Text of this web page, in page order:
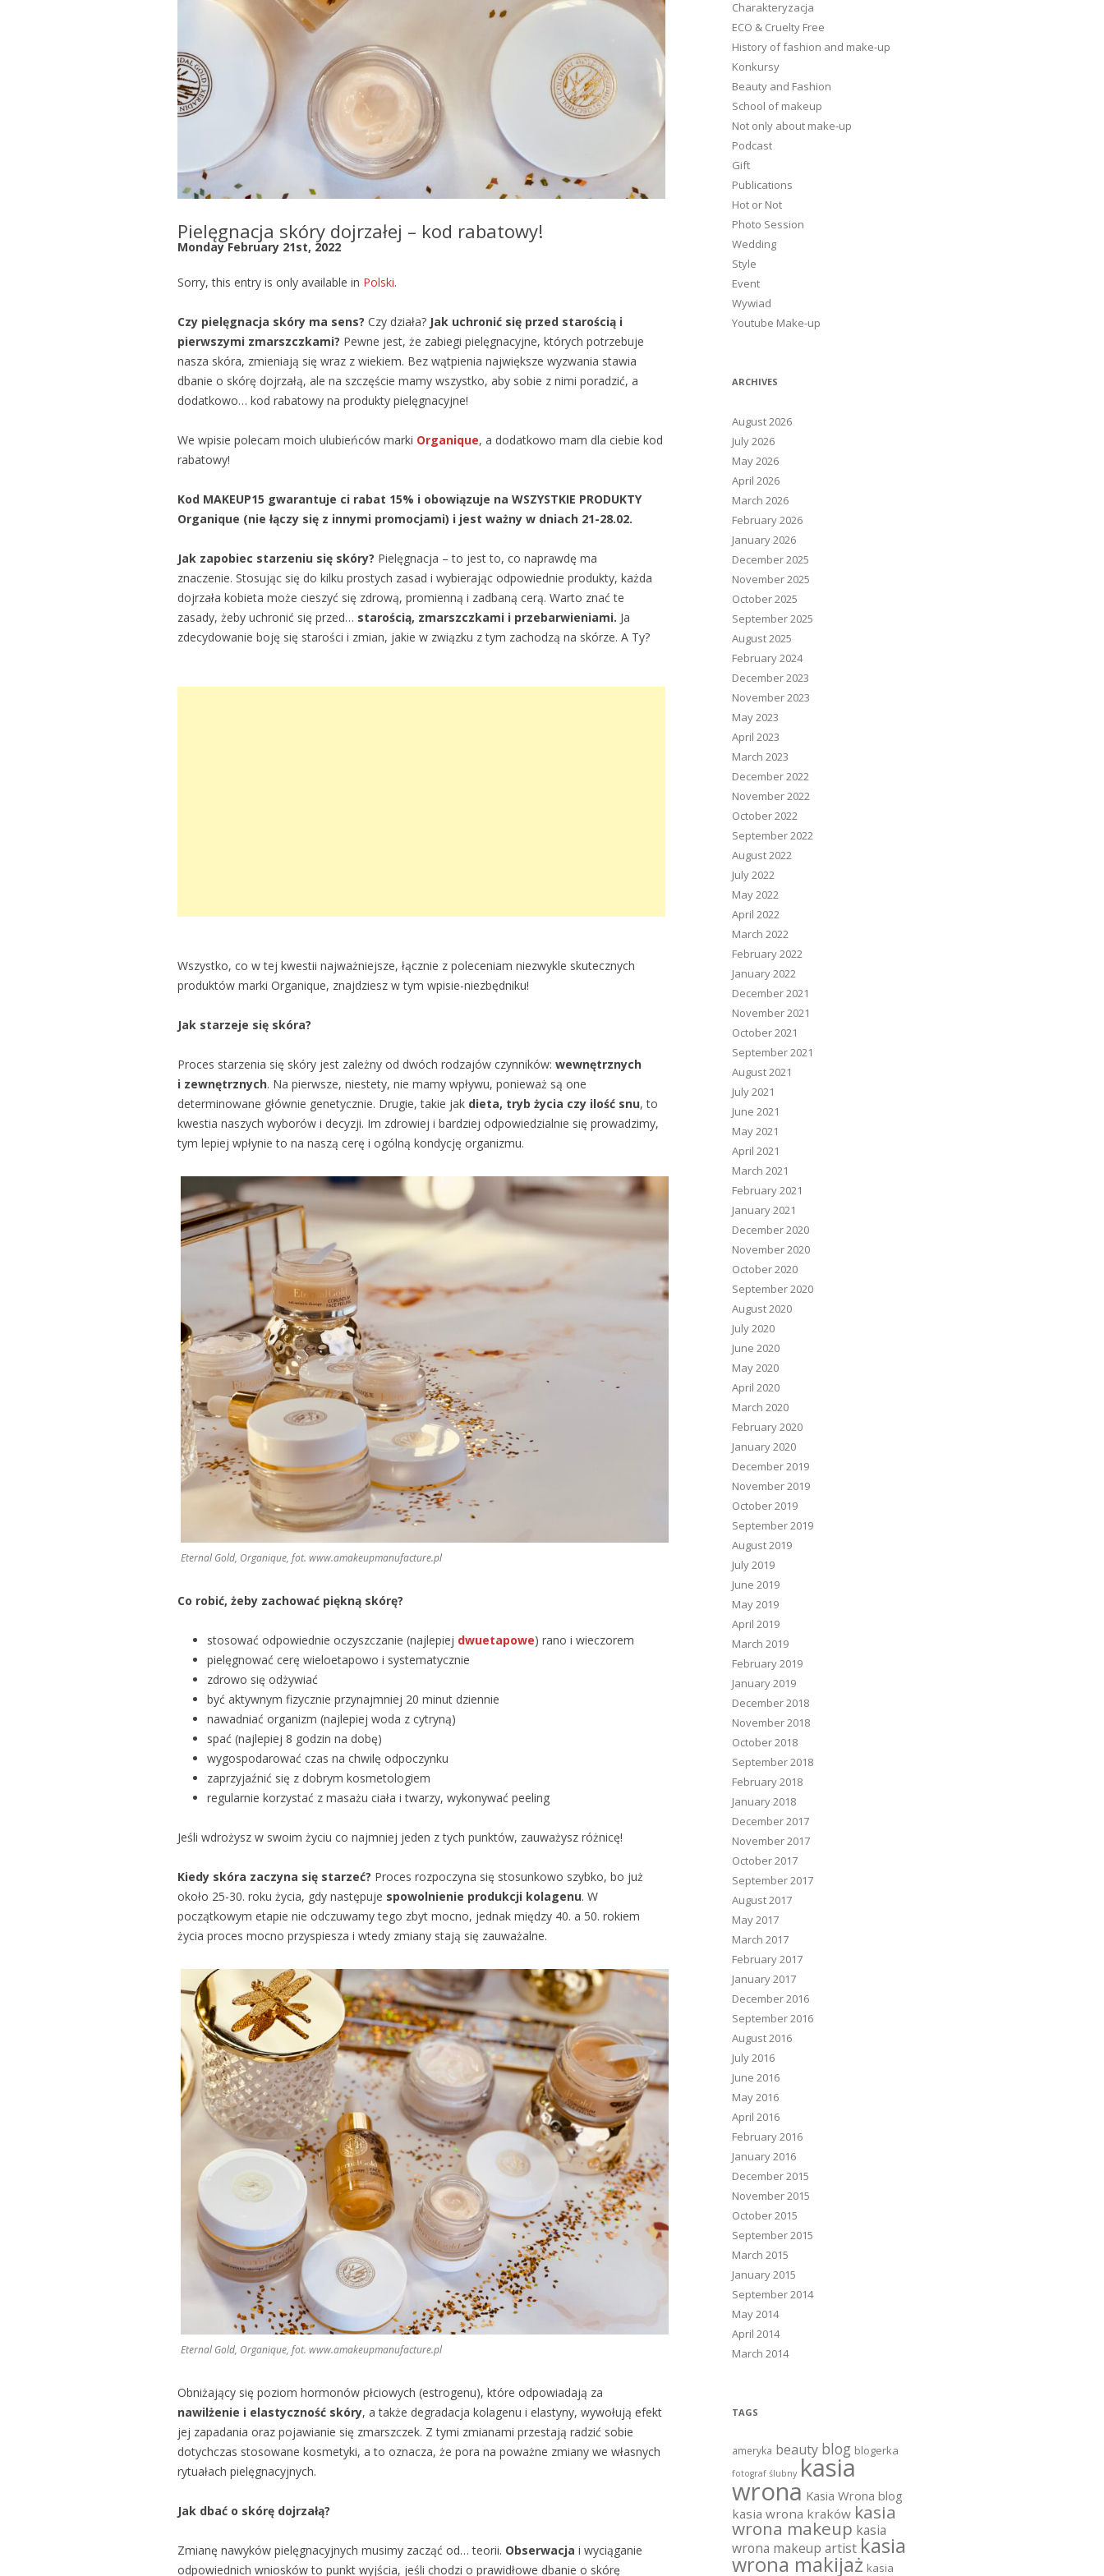
Pielęgnacja skóry dojrzałej – kod rabatowy!
Monday February 21st, 2022
Sorry, this entry is only available in Polski.
Czy pielęgnacja skóry ma sens? Czy działa? Jak uchronić się przed starością i
pierwszymi zmarszczkami? Pewne jest, że zabiegi pielęgnacyjne, których potrzebuje
nasza skóra, zmieniają się wraz z wiekiem. Bez wątpienia największe wyzwania stawia
dbanie o skórę dojrzałą, ale na szczęście mamy wszystko, aby sobie z nimi poradzić, a
dodatkowo… kod rabatowy na produkty pielęgnacyjne!
We wpisie polecam moich ulubieńców marki Organique, a dodatkowo mam dla ciebie kod
rabatowy!
Kod MAKEUP15 gwarantuje ci rabat 15% i obowiązuje na WSZYSTKIE PRODUKTY
Organique (nie łączy się z innymi promocjami) i jest ważny w dniach 21-28.02.
Jak zapobiec starzeniu się skóry? Pielęgnacja – to jest to, co naprawdę ma
znaczenie. Stosując się do kilku prostych zasad i wybierając odpowiednie produkty, każda
dojrzała kobieta może cieszyć się zdrową, promienną i zadbaną cerą. Warto znać te
zasady, żeby uchronić się przed… starością, zmarszczkami i przebarwieniami. Ja
zdecydowanie boję się starości i zmian, jakie w związku z tym zachodzą na skórze. A Ty?
Wszystko, co w tej kwestii najważniejsze, łącznie z poleceniam niezwykle skutecznych
produktów marki Organique, znajdziesz w tym wpisie-niezbędniku!
Jak starzeje się skóra?
Proces starzenia się skóry jest zależny od dwóch rodzajów czynników: wewnętrznych
i zewnętrznych. Na pierwsze, niestety, nie mamy wpływu, ponieważ są one
determinowane głównie genetycznie. Drugie, takie jak dieta, tryb życia czy ilość snu, to
kwestia naszych wyborów i decyzji. Im zdrowiej i bardziej odpowiedzialnie się prowadzimy,
tym lepiej wpłynie to na naszą cerę i ogólną kondycję organizmu.
Eternal Gold, Organique, fot. www.amakeupmanufacture.pl
Co robić, żeby zachować piękną skórę?
stosować odpowiednie oczyszczanie (najlepiej dwuetapowe) rano i wieczorem
pielęgnować cerę wieloetapowo i systematycznie
zdrowo się odżywiać
być aktywnym fizycznie przynajmniej 20 minut dziennie
nawadniać organizm (najlepiej woda z cytryną)
spać (najlepiej 8 godzin na dobę)
wygospodarować czas na chwilę odpoczynku
zaprzyjaźnić się z dobrym kosmetologiem
regularnie korzystać z masażu ciała i twarzy, wykonywać peeling
Jeśli wdrożysz w swoim życiu co najmniej jeden z tych punktów, zauważysz różnicę!
Kiedy skóra zaczyna się starzeć? Proces rozpoczyna się stosunkowo szybko, bo już
około 25-30. roku życia, gdy następuje spowolnienie produkcji kolagenu. W
początkowym etapie nie odczuwamy tego zbyt mocno, jednak między 40. a 50. rokiem
życia proces mocno przyspiesza i wtedy zmiany stają się zauważalne.
Eternal Gold, Organique, fot. www.amakeupmanufacture.pl
Obniżający się poziom hormonów płciowych (estrogenu), które odpowiadają za
nawilżenie i elastyczność skóry, a także degradacja kolagenu i elastyny, wywołują efekt
jej zapadania oraz pojawianie się zmarszczek. Z tymi zmianami przestają radzić sobie
dotychczas stosowane kosmetyki, a to oznacza, że pora na poważne zmiany we własnych
rytuałach pielęgnacyjnych.
Jak dbać o skórę dojrzałą?
Zmianę nawyków pielęgnacyjnych musimy zacząć od… teorii. Obserwacja i wyciąganie
odpowiednich wniosków to punkt wyjścia, jeśli chodzi o prawidłowe dbanie o skórę
Charakteryzacja
ECO & Cruelty Free
History of fashion and make-up
Konkursy
Beauty and Fashion
School of makeup
Not only about make-up
Podcast
Gift
Publications
Hot or Not
Photo Session
Wedding
Style
Event
Wywiad
Youtube Make-up
ARCHIVES
August 2026
July 2026
May 2026
April 2026
March 2026
February 2026
January 2026
December 2025
November 2025
October 2025
September 2025
August 2025
February 2024
December 2023
November 2023
May 2023
April 2023
March 2023
December 2022
November 2022
October 2022
September 2022
August 2022
July 2022
May 2022
April 2022
March 2022
February 2022
January 2022
December 2021
November 2021
October 2021
September 2021
August 2021
July 2021
June 2021
May 2021
April 2021
March 2021
February 2021
January 2021
December 2020
November 2020
October 2020
September 2020
August 2020
July 2020
June 2020
May 2020
April 2020
March 2020
February 2020
January 2020
December 2019
November 2019
October 2019
September 2019
August 2019
July 2019
June 2019
May 2019
April 2019
March 2019
February 2019
January 2019
December 2018
November 2018
October 2018
September 2018
February 2018
January 2018
December 2017
November 2017
October 2017
September 2017
August 2017
May 2017
March 2017
February 2017
January 2017
December 2016
September 2016
August 2016
July 2016
June 2016
May 2016
April 2016
February 2016
January 2016
December 2015
November 2015
October 2015
September 2015
March 2015
January 2015
September 2014
May 2014
April 2014
March 2014
TAGS
ameryka beauty blog blogerka
fotograf ślubny kasia
wrona Kasia Wrona blog
kasia wrona kraków kasia
wrona makeup kasia
wrona makeup artist kasia
wrona makijaż kasia